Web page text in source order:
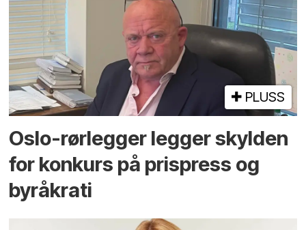
PLUSS
Oslo-rørlegger legger skylden
for konkurs på prispress og
byråkrati